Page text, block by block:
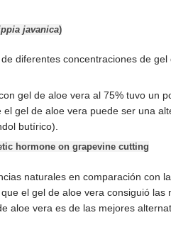
javanica)
diferentes concentraciones de
gel de aloe vera al 75% tuvo un
gel de aloe vera puede ser una
butírico).
hormone on grapevine cutting
naturales en comparación con
el gel de aloe vera consiguió
aloe vera es de las mejores